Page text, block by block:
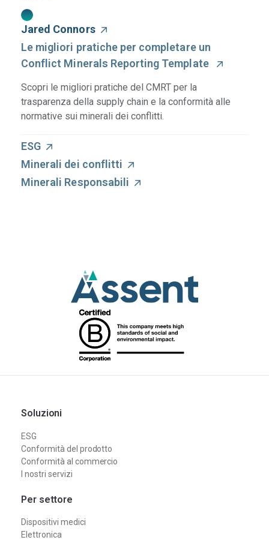
Jared Connors
Le migliori pratiche per completare un
Conflict Minerals Reporting Template
Scopri le migliori pratiche del CMRT per la
trasparenza della supply chain e la conformità alle
normative sui minerali dei conflitti.
ESG
Minerali dei conflitti
Minerali Responsabili
Soluzioni
ESG
Conformità del prodotto
Conformità al commercio
I nostri servizi
Per settore
Dispositivi medici
Elettronica